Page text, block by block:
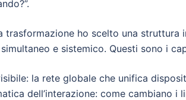
trasformazione ho scelto una
e sistemico. Questi sono i
la rete globale che unifica
dell’interazione: come cambiano